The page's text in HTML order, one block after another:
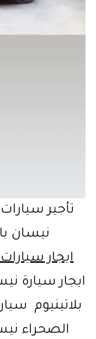
نيسان
ايجار
ايجار سيارة نيسان باترول
بلاتينيوم
الصحراء